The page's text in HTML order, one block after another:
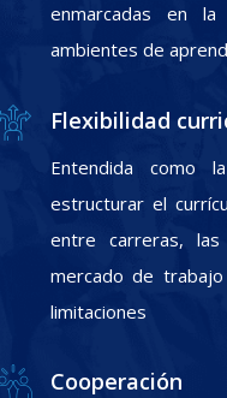
enmarcadas en
ambientes de
Flexibilidad
Entendida como
estructurar el
entre carreras,
mercado de
limitaciones
Cooperación